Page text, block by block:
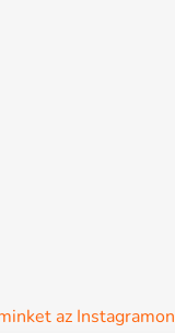
az Instagramon